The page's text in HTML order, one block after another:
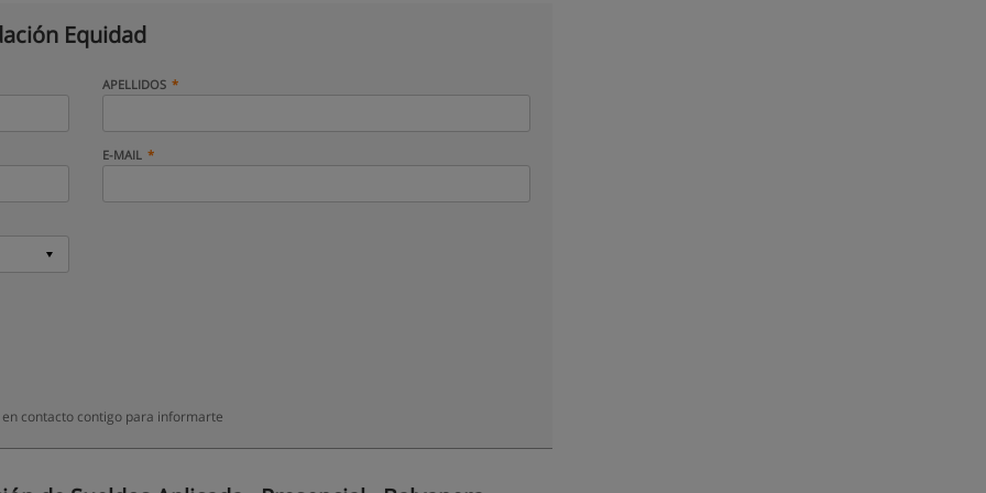
Equidad
APELLIDOS
E-MAIL
contacto contigo para informarte